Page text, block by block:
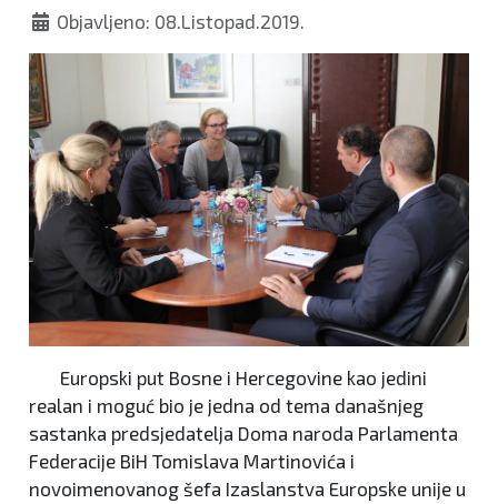
Objavljeno: 08.Listopad.2019.
Europski put Bosne i Hercegovine kao jedini
realan i moguć bio je jedna od tema današnjeg
sastanka predsjedatelja Doma naroda Parlamenta
Federacije BiH Tomislava Martinovića i
novoimenovanog šefa Izaslanstva Europske unije u